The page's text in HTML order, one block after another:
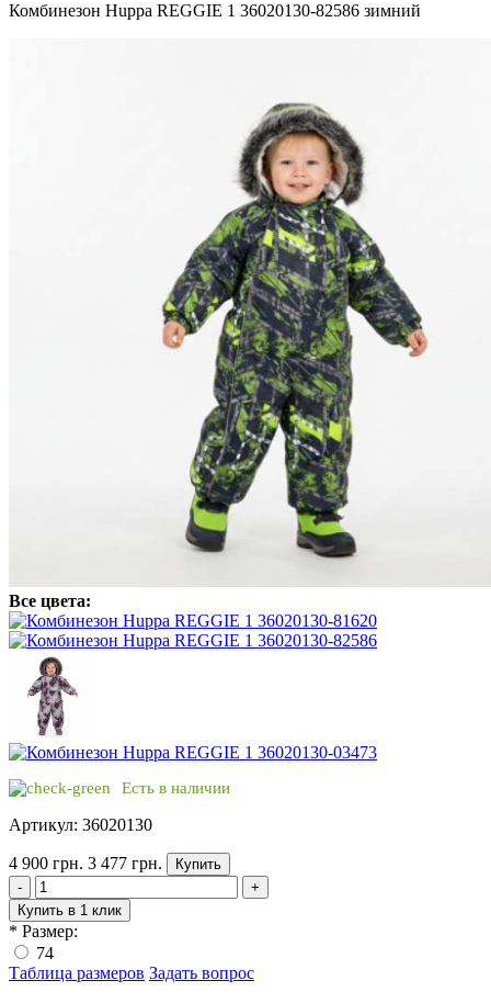
Комбинезон Huppa REGGIE 1 36020130-82586 зимний
Все цвета:
Есть в наличии
Артикул: 36020130
4 900 грн. 3 477 грн.
Купить
-
+
Купить в 1 клик
* Размер:
74
Таблица размеров Задать вопрос